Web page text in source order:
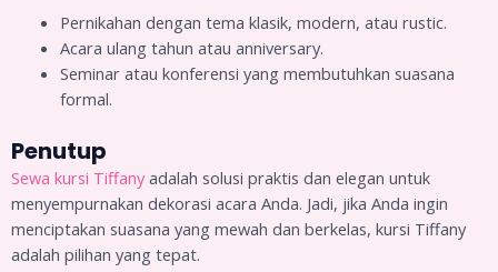
Pernikahan dengan tema klasik, modern, atau rustic.
Acara ulang tahun atau anniversary.
Seminar atau konferensi yang membutuhkan suasana
formal.
Penutup
Sewa kursi Tiffany adalah solusi praktis dan elegan untuk
menyempurnakan dekorasi acara Anda. Jadi, jika Anda ingin
menciptakan suasana yang mewah dan berkelas, kursi Tiffany
adalah pilihan yang tepat.